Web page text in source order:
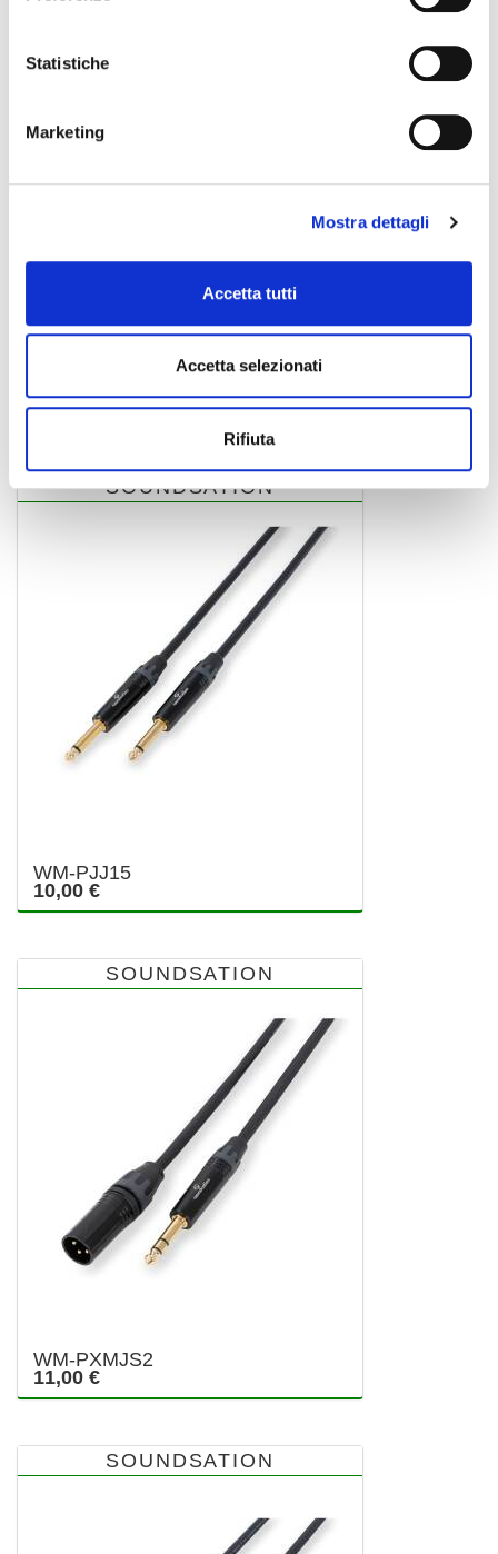
Statistiche
Marketing
Mostra dettagli
Accetta tutti
Accetta selezionati
Rifiuta
10,00 €
SOUNDSATION
WM-PJJ15
10,00 €
SOUNDSATION
WM-PXMJS2
11,00 €
SOUNDSATION